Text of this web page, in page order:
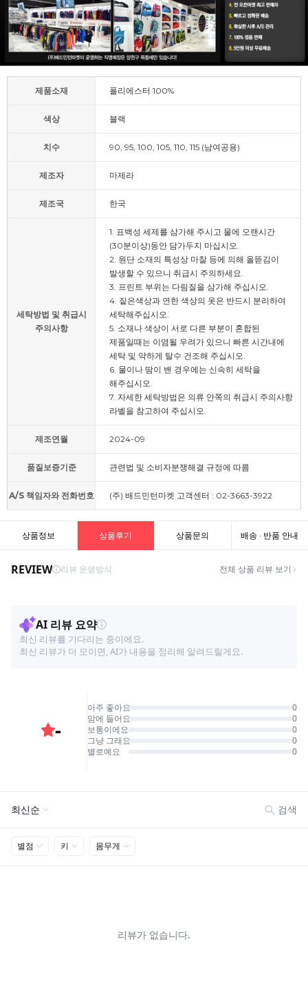
제품소재 폴리에스터 100%
색상 블랙
치수 90, 95, 100, 105, 110, 115 (남여공용)
제조자 마제라
제조국 한국
세탁방법 및 취급시
주의사항
1. 표백성 세제를 삼가해 주시고 물에 오랜시간
(30분이상)동안 담가두지 마십시오.
2. 원단 소재의 특성상 마찰 등에 의해 올뜯김이
발생할 수 있으니 취급시 주의하세요.
3. 프린트 부위는 다림질을 삼가해 주십시오.
4. 짙은색상과 연한 색상의 옷은 반드시 분리하여
세탁해주십시오.
5. 소재나 색상이 서로 다른 부분이 혼합된
제품일때는 이염될 우려가 있으니 빠른 시간내에
세탁 및 약하게 탈수 건조해 주십시오.
6. 물이나 땀이 밴 경우에는 신속히 세탁을
해주십시오.
7. 자세한 세탁방법은 의류 안쪽의 취급시 주의사항
라벨을 참고하여 주십시오.
제조연월 2024-09
품질보증기준 관련법 및 소비자분쟁해결 규정에 따름
A/S 책임자와 전화번호 (주) 배드민턴마켓 고객센터 : 02-3663-3922
상품정보 상품후기 상품문의 배송 · 반품 안내